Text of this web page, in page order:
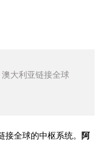
大利亚链接全球
全球的中枢系统。
阿